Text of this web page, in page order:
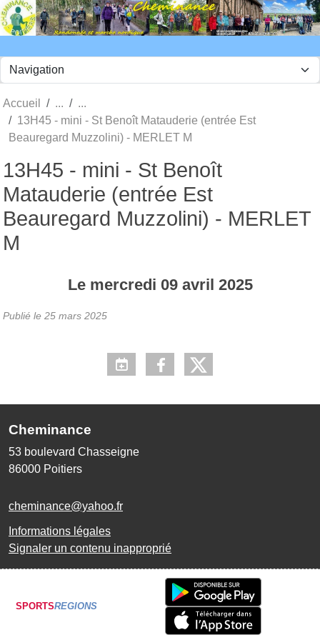
Accueil
13H45 - mini - St Benoît Matauderie (entrée Est
Beauregard Muzzolini) - MERLET M
13H45 - mini - St Benoît
Matauderie (entrée Est
Beauregard Muzzolini) - MERLET
M
Le mercredi 09 avril 2025
Publié le 25 mars 2025
Cheminance
53 boulevard Chasseigne
86000 Poitiers
cheminance@yahoo.fr
Informations légales
Signaler un contenu inapproprié
SPORTSREGIONS
Panneau de gestion des cookies